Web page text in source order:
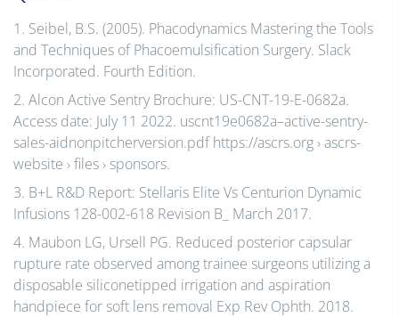
1. Seibel, B.S. (2005). Phacodynamics Mastering the Tools
and Techniques of Phacoemulsification Surgery. Slack
Incorporated. Fourth Edition.
2. Alcon Active Sentry Brochure: US-CNT-19-E-0682a.
Access date: July 11 2022. uscnt19e0682a–active-sentry-
sales-aidnonpitcherversion.pdf https://ascrs.org › ascrs-
website › files › sponsors.
3. B+L R&D Report: Stellaris Elite Vs Centurion Dynamic
Infusions 128-002-618 Revision B_ March 2017.
4. Maubon LG, Ursell PG. Reduced posterior capsular
rupture rate observed among trainee surgeons utilizing a
disposable siliconetipped irrigation and aspiration
handpiece for soft lens removal Exp Rev Ophth. 2018.